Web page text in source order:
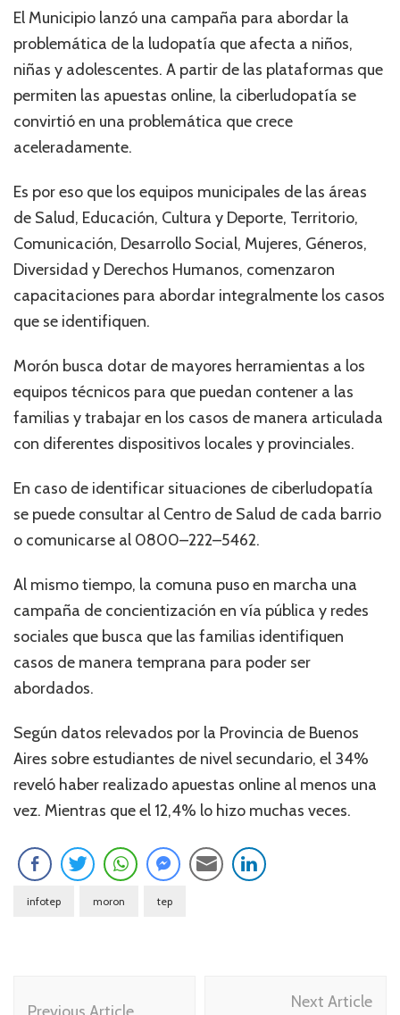
El Municipio lanzó una campaña para abordar la
problemática de la ludopatía que afecta a niños,
niñas y adolescentes. A partir de las plataformas que
permiten las apuestas online, la ciberludopatía se
convirtió en una problemática que crece
aceleradamente.
Es por eso que los equipos municipales de las áreas
de Salud, Educación, Cultura y Deporte, Territorio,
Comunicación, Desarrollo Social, Mujeres, Géneros,
Diversidad y Derechos Humanos, comenzaron
capacitaciones para abordar integralmente los casos
que se identifiquen.
Morón busca dotar de mayores herramientas a los
equipos técnicos para que puedan contener a las
familias y trabajar en los casos de manera articulada
con diferentes dispositivos locales y provinciales.
En caso de identificar situaciones de ciberludopatía
se puede consultar al Centro de Salud de cada barrio
o comunicarse al 0800–222–5462.
Al mismo tiempo, la comuna puso en marcha una
campaña de concientización en vía pública y redes
sociales que busca que las familias identifiquen
casos de manera temprana para poder ser
abordados.
Según datos relevados por la Provincia de Buenos
Aires sobre estudiantes de nivel secundario, el 34%
reveló haber realizado apuestas online al menos una
vez. Mientras que el 12,4% lo hizo muchas veces.
infotep moron tep
Next Article